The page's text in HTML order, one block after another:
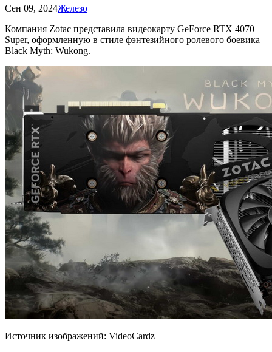
Сен 09, 2024Железо
Компания Zotac представила видеокарту GeForce RTX 4070
Super, оформленную в стиле фэнтезийного ролевого боевика
Black Myth: Wukong.
Источник изображений: VideoCardz